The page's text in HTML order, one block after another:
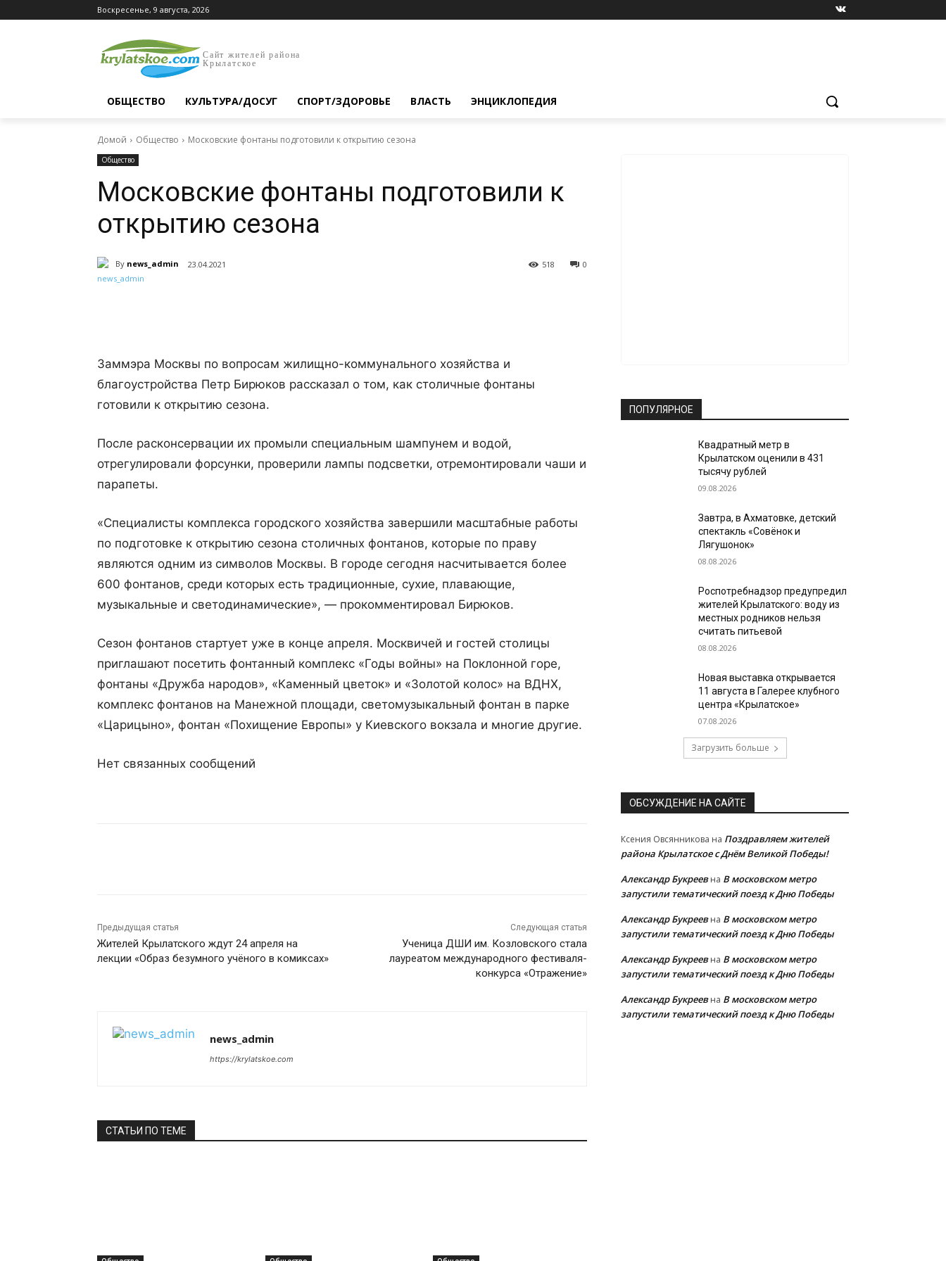
Воскресенье, 9 августа, 2026
Сайт жителей района
Крылатское
ОБЩЕСТВО КУЛЬТУРА/ДОСУГ СПОРТ/ЗДОРОВЬЕ ВЛАСТЬ ЭНЦИКЛОПЕДИЯ
Домой Общество Московские фонтаны подготовили к открытию сезона
Общество
Московские фонтаны подготовили к
открытию сезона
By news_admin 23.04.2021 0
518
Заммэра Москвы по вопросам жилищно-коммунального хозяйства и
благоустройства Петр Бирюков рассказал о том, как столичные фонтаны
готовили к открытию сезона.
После расконсервации их промыли специальным шампунем и водой,
отрегулировали форсунки, проверили лампы подсветки, отремонтировали чаши и
парапеты.
«Специалисты комплекса городского хозяйства завершили масштабные работы
по подготовке к открытию сезона столичных фонтанов, которые по праву
являются одним из символов Москвы. В городе сегодня насчитывается более
600 фонтанов, среди которых есть традиционные, сухие, плавающие,
музыкальные и светодинамические», — прокомментировал Бирюков.
Сезон фонтанов стартует уже в конце апреля. Москвичей и гостей столицы
приглашают посетить фонтанный комплекс «Годы войны» на Поклонной горе,
фонтаны «Дружба народов», «Каменный цветок» и «Золотой колос» на ВДНХ,
комплекс фонтанов на Манежной площади, светомузыкальный фонтан в парке
«Царицыно», фонтан «Похищение Европы» у Киевского вокзала и многие другие.
Нет связанных сообщений
Предыдущая статья
Жителей Крылатского ждут 24 апреля на
лекции «Образ безумного учёного в комиксах»
Следующая статья
Ученица ДШИ им. Козловского стала
лауреатом международного фестиваля-
конкурса «Отражение»
news_admin
https://krylatskoe.com
СТАТЬИ ПО ТЕМЕ
ПОПУЛЯРНОЕ
Квадратный метр в
Крылатском оценили в 431
тысячу рублей
09.08.2026
Завтра, в Ахматовке, детский
спектакль «Совёнок и
Лягушонок»
08.08.2026
Роспотребнадзор предупредил
жителей Крылатского: воду из
местных родников нельзя
считать питьевой
08.08.2026
Новая выставка открывается
11 августа в Галерее клубного
центра «Крылатское»
07.08.2026
Загрузить больше
ОБСУЖДЕНИЕ НА САЙТЕ
Ксения Овсянникова на Поздравляем жителей
района Крылатское с Днём Великой Победы!
Александр Букреевна В московском метро
запустили тематический поезд к Дню Победы
Александр Букреевна В московском метро
запустили тематический поезд к Дню Победы
Александр Букреевна В московском метро
запустили тематический поезд к Дню Победы
Александр Букреевна В московском метро
запустили тематический поезд к Дню Победы